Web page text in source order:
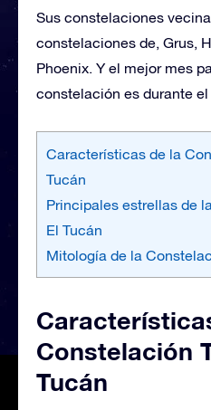
Sus constelaciones
constelaciones de, Grus,
Phoenix. Y el mejor mes
constelación es durante
Características de la
Tucán
Principales estrellas de
El Tucán
Mitología de la
Constelación
Tucán